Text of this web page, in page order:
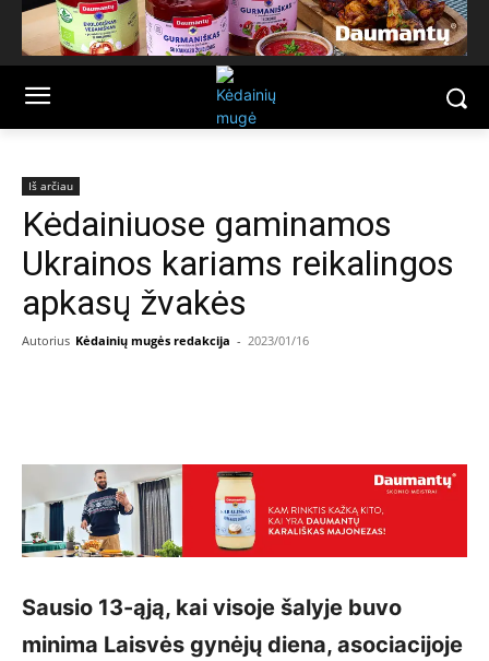
Iš arčiau
Kėdainiuose gaminamos
Ukrainos kariams reikalingos
apkasų žvakės
Autorius Kėdainių mugės redakcija - 2023/01/16
Sausio 13-ąją, kai visoje šalyje buvo
minima Laisvės gynėjų diena, asociacijoje